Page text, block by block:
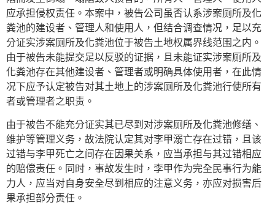
应承担侵权责任。本案中，被告公司虽否认系涉案厕所及化
粪池的建设者、管理人和使用人，但结合调查情况，足以充
分证实涉案厕所及化粪池位于被告土地权属界线范围之内。
由于被告未能提交足以反驳的证据，且未能证实涉案厕所及
化粪池存在其他建设者、管理者或明确具体使用者，在此情
况下应予认定被告对其土地上的涉案厕所及化粪池行使所有
者或管理者之职责。
由于被告不能充分证实其已尽到对涉案厕所及化粪池修缮、
维护等管理义务，故法院认定其对李甲溺亡存在过错，且该
过错与李甲死亡之间存在因果关系，应当承担与其过错相应
的赔偿责任。同时，事故发生时，李甲作为完全民事行为能
力人，应当对自身安全尽到相应的注意义务，亦应对损害后
果承担部分责任。